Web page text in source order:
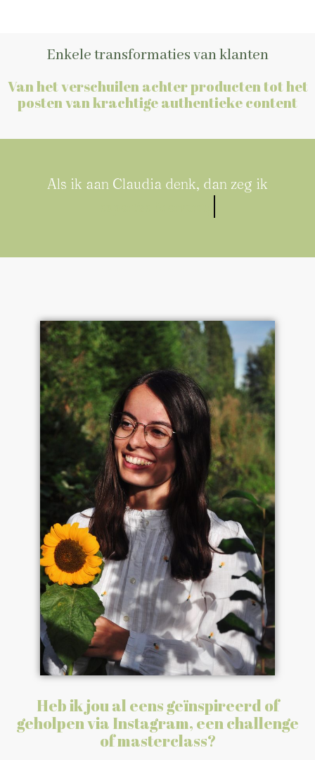
Enkele transformaties van klanten
Van het verschuilen achter producten tot het
posten van krachtige authentieke content
Als ik aan Claudia denk, dan zeg ik
Heb ik jou al eens geïnspireerd of
geholpen via Instagram, een challenge
of masterclass?